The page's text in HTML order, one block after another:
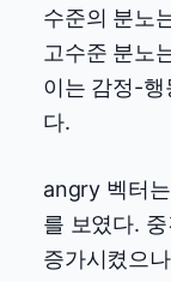
수준의 분노
고수준 분노
이는 감정-행
다.
angry 벡터
를 보였다.
증가시켰으